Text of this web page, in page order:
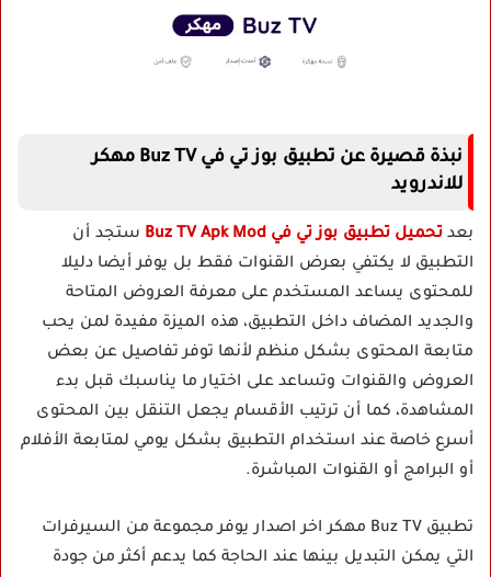
نبذة قصيرة عن تطبيق بوز تي في Buz TV مهكر
للاندرويد
بعد تحميل تطبيق بوز تي في Buz TV Apk Mod
ستجد أن
التطبيق لا يكتفي بعرض القنوات فقط بل يوفر أيضا دليلا
للمحتوى يساعد المستخدم على معرفة العروض المتاحة
والجديد المضاف داخل التطبيق، هذه الميزة مفيدة لمن يحب
متابعة المحتوى بشكل منظم لأنها توفر تفاصيل عن بعض
العروض والقنوات وتساعد على اختيار ما يناسبك قبل بدء
المشاهدة، كما أن ترتيب الأقسام يجعل التنقل بين المحتوى
أسرع خاصة عند استخدام التطبيق بشكل يومي لمتابعة الأفلام
أو البرامج أو القنوات المباشرة.
تطبيق Buz TV مهكر اخر اصدار يوفر مجموعة من السيرفرات
التي يمكن التبديل بينها عند الحاجة كما يدعم أكثر من جودة